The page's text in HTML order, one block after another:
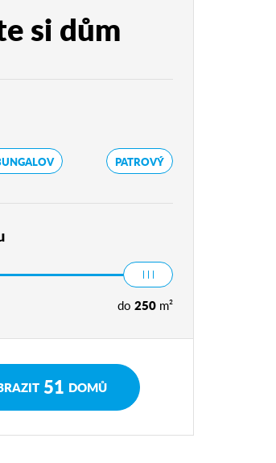
si dům
PATROVÝ
do 250 m²
51 DOMŮ